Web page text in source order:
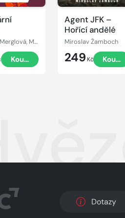
Michaela Merglová, Martin Paytok
Koupit
Agent JFK –
Hořící andělé
Miroslav Žamboch
249 Kč
Dotazy